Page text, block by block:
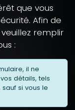
que vous
Afin de
remplir
:
il ne
détails, tels
si vous le